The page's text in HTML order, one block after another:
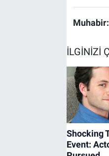
Muhabir: